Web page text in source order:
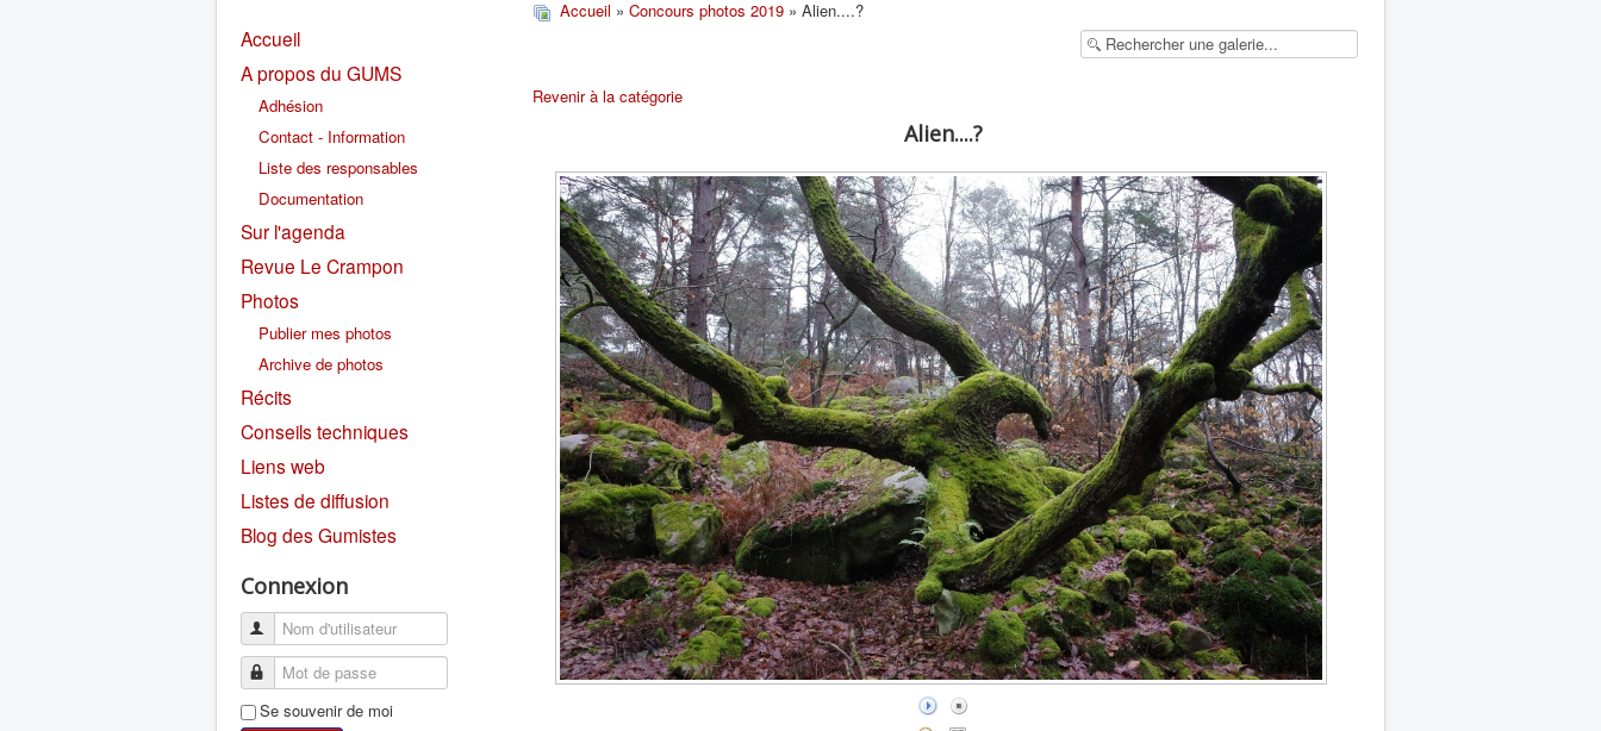
Accueil
A propos du GUMS
Adhésion
Contact - Information
Liste des responsables
Documentation
Sur l'agenda
Revue Le Crampon
Photos
Publier mes photos
Archive de photos
Récits
Conseils techniques
Liens web
Listes de diffusion
Blog des Gumistes
Connexion
Se souvenir de moi
Accueil » Concours photos 2019 » Alien....?
Revenir à la catégorie
Alien....?